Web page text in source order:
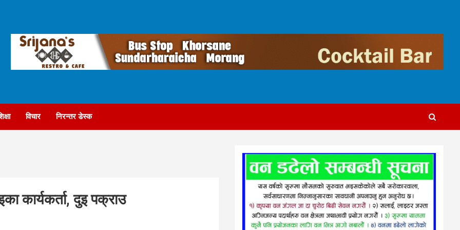
विचार निरन्तर डेस्क
कार्यकर्ता, दुइ पक्राउ